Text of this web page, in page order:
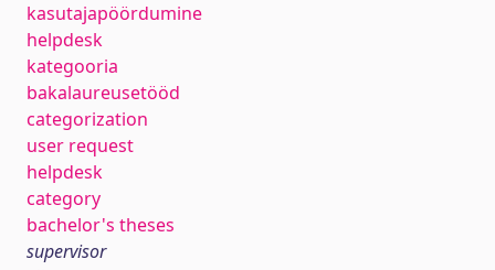
kasutajapöördumine
helpdesk
kategooria
bakalaureusetööd
categorization
user request
helpdesk
category
bachelor's theses
supervisor